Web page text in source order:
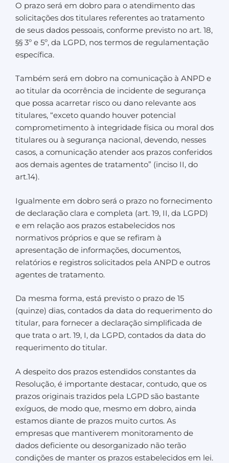
O prazo será em dobro para o atendimento das
solicitações dos titulares referentes ao tratamento
de seus dados pessoais, conforme previsto no art. 18,
§§ 3º e 5º, da LGPD, nos termos de regulamentação
específica.
Também será em dobro na comunicação à ANPD e
ao titular da ocorrência de incidente de segurança
que possa acarretar risco ou dano relevante aos
titulares, “exceto quando houver potencial
comprometimento à integridade física ou moral dos
titulares ou à segurança nacional, devendo, nesses
casos, a comunicação atender aos prazos conferidos
aos demais agentes de tratamento” (inciso II, do
art.14).
Igualmente em dobro será o prazo no fornecimento
de declaração clara e completa (art. 19, II, da LGPD)
e em relação aos prazos estabelecidos nos
normativos próprios e que se refiram à
apresentação de informações, documentos,
relatórios e registros solicitados pela ANPD e outros
agentes de tratamento.
Da mesma forma, está previsto o prazo de 15
(quinze) dias, contados da data do requerimento do
titular, para fornecer a declaração simplificada de
que trata o art. 19, I, da LGPD, contados da data do
requerimento do titular.
A despeito dos prazos estendidos constantes da
Resolução, é importante destacar, contudo, que os
prazos originais trazidos pela LGPD são bastante
exíguos, de modo que, mesmo em dobro, ainda
estamos diante de prazos muito curtos. As
empresas que mantiverem monitoramento de
dados deficiente ou desorganizado não terão
condições de manter os prazos estabelecidos em lei.